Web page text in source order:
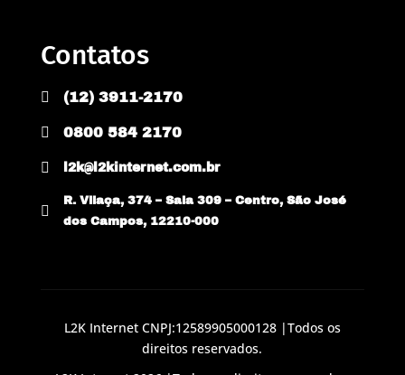
Contatos
 (12) 3911-2170
 0800 584 2170
 l2k@l2kinternet.com.br

R. Vilaça, 374 – Sala 309 – Centro, São José
dos Campos, 12210-000
L2K Internet CNPJ:12589905000128 |Todos os
direitos reservados.